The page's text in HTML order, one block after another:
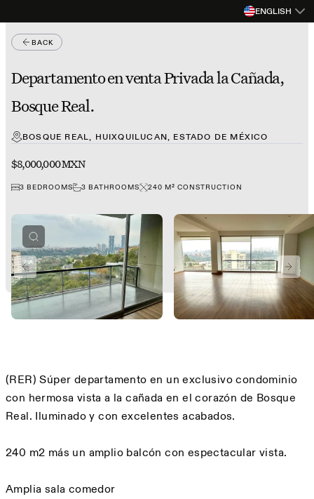
ENGLISH
BACK
Departamento en venta Privada la Cañada,
Bosque Real.
BOSQUE REAL, HUIXQUILUCAN, ESTADO DE MÉXICO
$8,000,000 MXN
3 BEDROOMS 3 BATHROOMS 240 M² CONSTRUCTION
PREVIOUS SLIDE
Description
(RER) Súper departamento en un exclusivo condominio
con hermosa vista a la cañada en el corazón de Bosque
Real. Iluminado y con excelentes acabados.
240 m2 más un amplio balcón con espectacular vista.
Amplia sala comedor